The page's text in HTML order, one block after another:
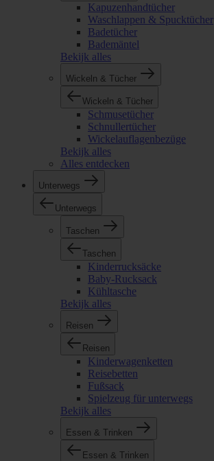
Kapuzenhandtücher
Waschlappen & Spucktücher
Badetücher
Bademäntel
Bekijk alles
Wickeln & Tücher
Wickeln & Tücher
Schmusetücher
Schnullertücher
Wickelauflagenbezüge
Bekijk alles
Alles entdecken
Unterwegs
Unterwegs
Taschen
Taschen
Kinderrucksäcke
Baby-Rucksack
Kühltasche
Bekijk alles
Reisen
Reisen
Kinderwagenketten
Reisebetten
Fußsack
Spielzeug für unterwegs
Bekijk alles
Essen & Trinken
Essen & Trinken